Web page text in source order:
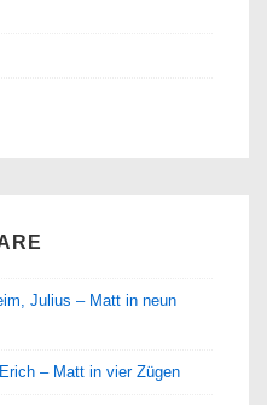
Julius – Matt in neun
– Matt in vier Zügen